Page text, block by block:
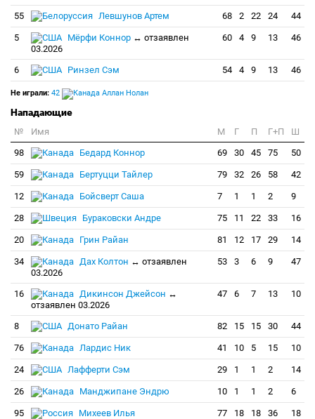
55 Левшунов Артем 68 2 22 24 44
5 Мёрфи Коннор ↔ отзаявлен
03.2026
60 4 9 13 46
6 Ринзел Сэм 54 4 9 13 46
Не играли: 42 Аллан Нолан
Нападающие
№ Имя M Г П Г+П
Ш
98
Бедард Коннор 69 30 45 75 50
59 Бертуцци Тайлер 79 32 26 58 42
12 Бойсверт Саша 7 1 1 2 9
28 Бураковски Андре 75 11 22 33 16
20 Грин Райан 81 12 17 29 14
34 Дах Колтон ↔ отзаявлен
03.2026
53 3 6 9 47
16 Дикинсон Джейсон ↔
отзаявлен 03.2026
47 6 7 13 10
8 Донато Райан 82 15 15 30 44
76 Лардис Ник 41 10 5 15 10
24 Лафферти Сэм 29 1 1 2 14
26 Манджипане Эндрю 10 1 1 2 6
95 Михеев Илья 77 18 18 36 18